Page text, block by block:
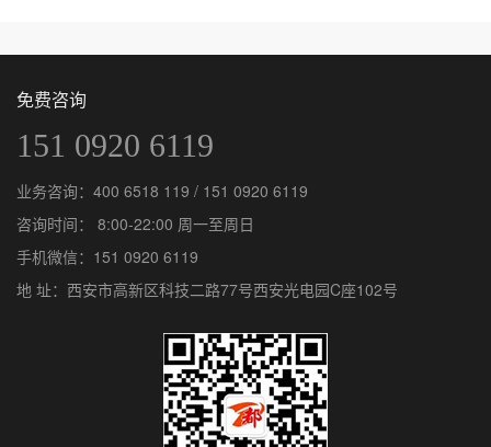
免费咨询
151 0920 6119
业务咨询： 400 6518 119 / 151 0920 6119
咨询时间： 8:00-22:00 周一至周日
手机微信： 151 0920 6119
地 址：西安市高新区科技二路77号西安光电园C座102号